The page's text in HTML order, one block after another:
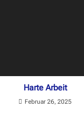
Harte Arbeit
Februar 26, 2025